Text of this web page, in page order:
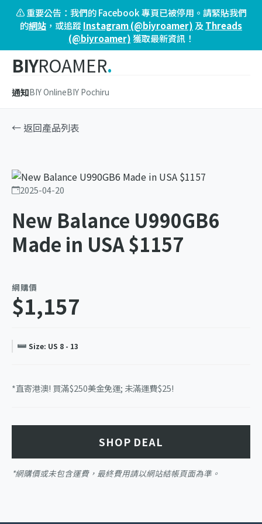
⚠️ 重要公告：我們的 Facebook 專頁已被停用。請緊貼我們
的網站 ，或追蹤Instagram (@biyroamer) 及 Threads
(@biyroamer)獲取最新資訊！
BIYROAMER.
通知BIY OnlineBIY Pochiru
← 返回產品列表
2025-04-20
New Balance U990GB6
Made in USA $1157
網購價
$1,157
Size: US 8 - 13
*直寄港澳! 買滿$250美金免運; 未滿運費$25!
SHOP DEAL
*網購價或未包含運費，最終費用請以網站結帳頁面為準。